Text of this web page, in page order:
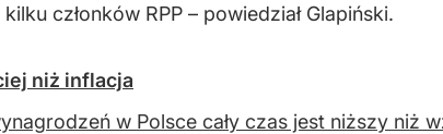
członków RPP – powiedział Glapiński.
niż inflacja
w Polsce cały czas jest niższy niż